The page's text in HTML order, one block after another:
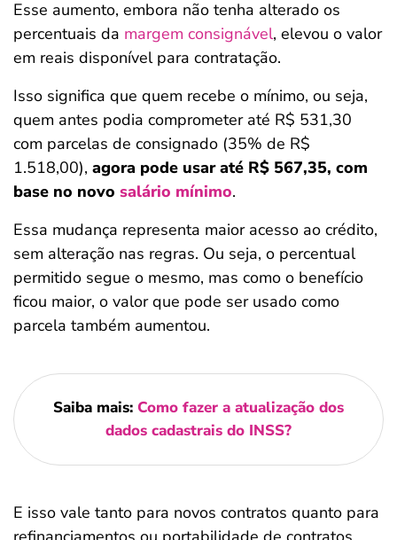
Esse aumento, embora não tenha alterado os
percentuais da margem consignável, elevou o valor
em reais disponível para contratação.
Isso significa que quem recebe o mínimo, ou seja,
quem antes podia comprometer até R$ 531,30
com parcelas de consignado (35% de R$
1.518,00), agora pode usar até R$ 567,35, com
base no novo salário mínimo.
Essa mudança representa maior acesso ao crédito,
sem alteração nas regras. Ou seja, o percentual
permitido segue o mesmo, mas como o benefício
ficou maior, o valor que pode ser usado como
parcela também aumentou.
Saiba mais: Como fazer a atualização dos
dados cadastrais do INSS?
E isso vale tanto para novos contratos quanto para